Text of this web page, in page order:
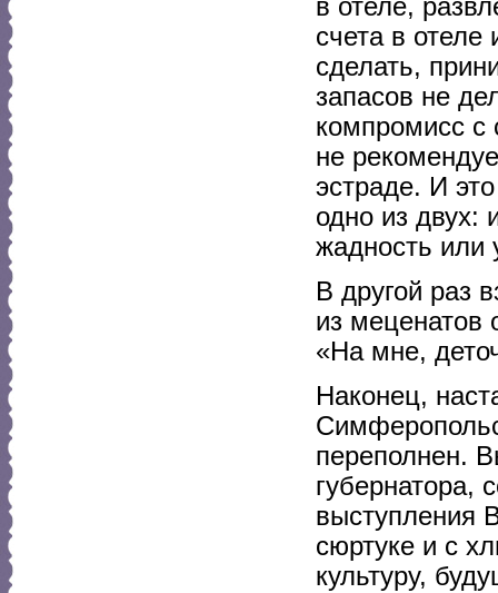
в отеле,
счета в
сделать,
запасов не
компромисс с
не
эстраде. И
одно из двух:
жадность или
В другой раз
из
«На мне,
Наконец,
переполнен.
губернатора,
выступления
сюртуке и с
культуру,